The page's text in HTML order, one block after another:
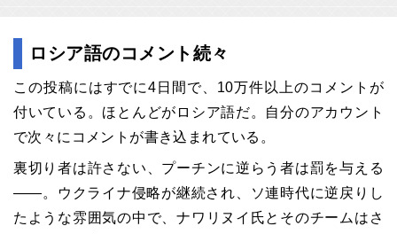
ロシア語のコメント続々
この投稿にはすでに4日間で、10万件以上のコメントが
付いている。ほとんどがロシア語だ。自分のアカウント
で次々にコメントが書き込まれている。
裏切り者は許さない、プーチンに逆らう者は罰を与える
――。ウクライナ侵略が継続され、ソ連時代に逆戻りし
たような雰囲気の中で、ナワリヌイ氏とそのチームはさ